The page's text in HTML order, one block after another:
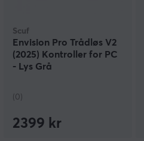
Scuf
Envision Pro Trådløs V2
(2025) Kontroller for PC
- Lys Grå
(0)
2399 kr